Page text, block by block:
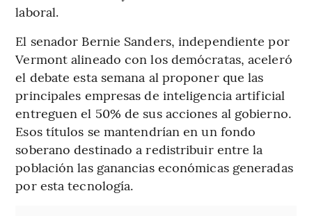
laboral.
El senador Bernie Sanders, independiente por
Vermont alineado con los demócratas, aceleró
el debate esta semana al proponer que las
principales empresas de inteligencia artificial
entreguen el 50% de sus acciones al gobierno.
Esos títulos se mantendrían en un fondo
soberano destinado a redistribuir entre la
población las ganancias económicas generadas
por esta tecnología.